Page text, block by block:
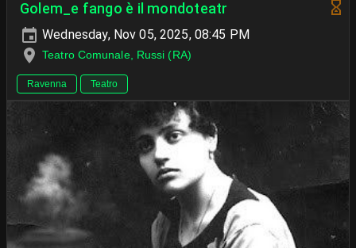
Golem_e fango è il mondoteatr
Wednesday, Nov 05, 2025, 08:45 PM
Teatro Comunale, Russi (RA)
Ravenna Teatro